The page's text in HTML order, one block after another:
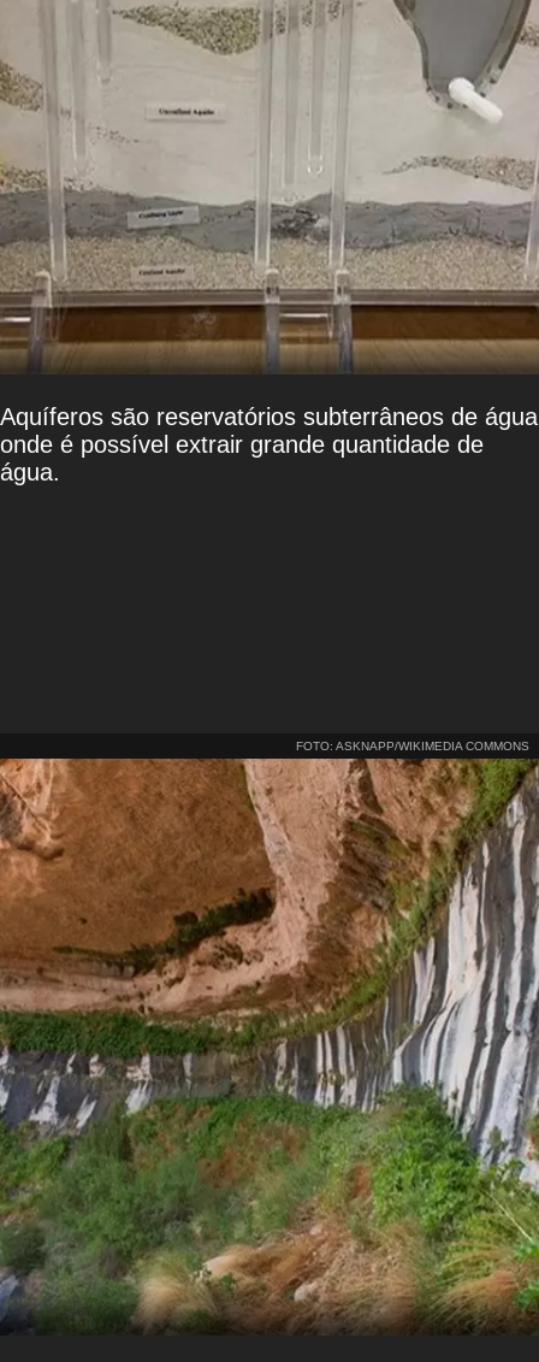
Aquíferos são reservatórios subterrâneos de água
onde é possível extrair grande quantidade de
água.
FOTO: ASKNAPP/WIKIMEDIA COMMONS